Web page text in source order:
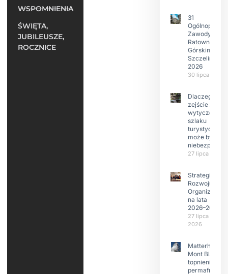
WSPOMNIENIA
ŚWIĘTA,
JUBILEUSZE,
ROCZNICE
31
Ogólnopolskie
Zawody w
Ratownictwie
Górskim –
Szczeliniec
2026
30 lipca 2026
Dlaczego
zejście z
wytyczonego
szlaku
może być
27 lipca 2026
Strategia
Rozwoju
Organizacji
na lata
2026–2029
27 lipca
2026
Matterhorn i
Mont Blanc:
topnienie
permafrost,